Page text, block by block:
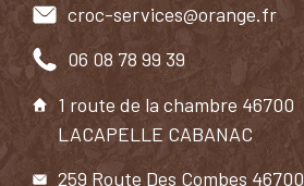
croc-services@orange.fr
06 08 78 99 39
1 route de la chambre 46700
LACAPELLE CABANAC
259 Route Des Combes 46700